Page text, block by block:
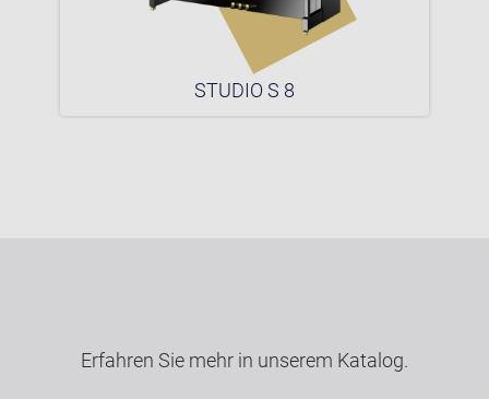
STUDIO S 8
Erfahren Sie mehr in unserem Katalog.